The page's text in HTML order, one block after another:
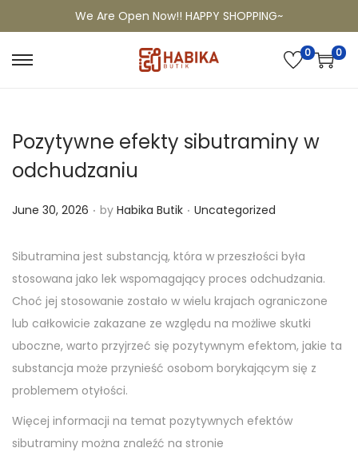
We Are Open Now!! HAPPY SHOPPING~
0 0
Pozytywne efekty sibutraminy w
odchudzaniu
P
s
t
e
d
o
n
June 30, 2026 . by Habika Butik . P
s
t
e
d
i
n
Uncategorized
Sibutramina jest substancją, która w przeszłości była
stosowana jako lek wspomagający proces odchudzania.
Choć jej stosowanie zostało w wielu krajach ograniczone
lub całkowicie zakazane ze względu na możliwe skutki
uboczne, warto przyjrzeć się pozytywnym efektom, jakie ta
substancja może przynieść osobom borykającym się z
problemem otyłości.
Więcej informacji na temat pozytywnych efektów
sibutraminy można znaleźć na stronie